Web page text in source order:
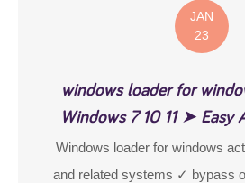
JAN
23
windows loader for
Windows 7 10 11 ➤ Easy
Windows loader for windows
and related systems ✓ bypass